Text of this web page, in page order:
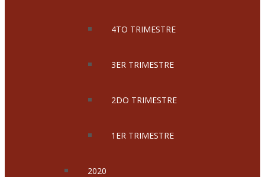
4TO TRIMESTRE
3ER TRIMESTRE
2DO TRIMESTRE
1ER TRIMESTRE
2020